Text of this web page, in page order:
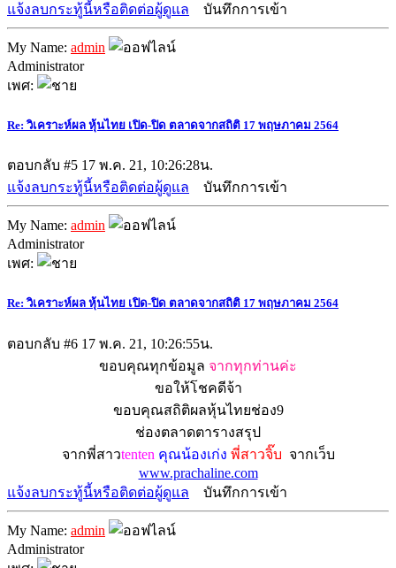
แจ้งลบกระทู้นี้หรือติดต่อผู้ดูแล บันทึกการเข้า
My Name: admin
Administrator
เพศ:
Re: วิเคราะห์ผล หุ้นไทย เปิด-ปิด ตลาดจากสถิติ 17 พฤษภาคม 2564
ตอบกลับ #5 17 พ.ค. 21, 10:26:28น.
แจ้งลบกระทู้นี้หรือติดต่อผู้ดูแล
บันทึกการเข้า
My Name: admin
Administrator
เพศ:
Re: วิเคราะห์ผล หุ้นไทย เปิด-ปิด ตลาดจากสถิติ 17 พฤษภาคม 2564
ตอบกลับ #6 17 พ.ค. 21, 10:26:55น.
ขอบคุณทุกข้อมูล จากทุกท่านค่ะ
ขอให้โชคดีจ้า
ขอบคุณสถิติผลหุ้นไทยช่อง9
ช่องตลาดตารางสรุป
จากพี่สาวtenten คุณน้องเก่ง พี่สาวจิ๊บ จากเว็บ
www.prachaline.com
แจ้งลบกระทู้นี้หรือติดต่อผู้ดูแล
บันทึกการเข้า
My Name: admin
Administrator